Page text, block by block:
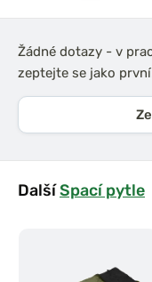
Žádné dotazy - v
zeptejte se jako
DalšíSpací pytle